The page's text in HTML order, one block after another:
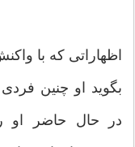
اظهاراتی که با
بگوید او چنین فردی
در حال حاضر او